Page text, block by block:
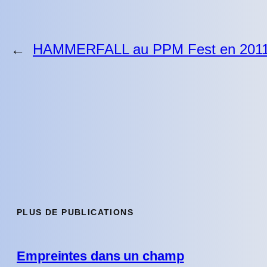
← HAMMERFALL au PPM Fest en
PLUS DE PUBLICATIONS
Empreintes dans un champ